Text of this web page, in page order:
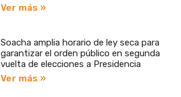
Ver más »
Soacha amplia horario de ley seca para
garantizar el orden público en segunda
vuelta de elecciones a Presidencia
Ver más »